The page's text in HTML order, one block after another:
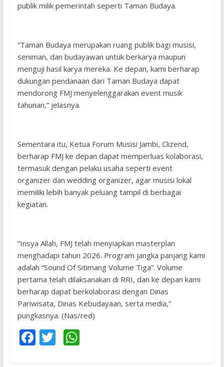
publik milik pemerintah seperti Taman Budaya.
“Taman Budaya merupakan ruang publik bagi musisi,
seniman, dan budayawan untuk berkarya maupun
menguji hasil karya mereka. Ke depan, kami berharap
dukungan pendanaan dari Taman Budaya dapat
mendorong FMJ menyelenggarakan event musik
tahunan,” jelasnya.
Sementara itu, Ketua Forum Musisi Jambi, Clizend,
berharap FMJ ke depan dapat memperluas kolaborasi,
termasuk dengan pelaku usaha seperti event
organizer dan wedding organizer, agar musisi lokal
memiliki lebih banyak peluang tampil di berbagai
kegiatan.
“Insya Allah, FMJ telah menyiapkan masterplan
menghadapi tahun 2026. Program jangka panjang kami
adalah “Sound Of Sitimang Volume Tiga”. Volume
pertama telah dilaksanakan di RRI, dan ke depan kami
berharap dapat berkolaborasi dengan Dinas
Pariwisata, Dinas Kebudayaan, serta media,”
pungkasnya. (Nas/red)
F T W